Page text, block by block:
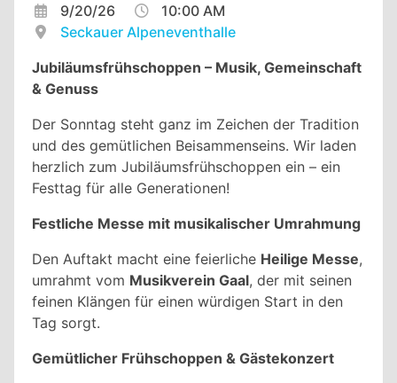
9/20/26
10:00 AM
Seckauer Alpeneventhalle
Jubiläumsfrühschoppen – Musik, Gemeinschaft
& Genuss
Der Sonntag steht ganz im Zeichen der Tradition
und des gemütlichen Beisammenseins. Wir laden
herzlich zum Jubiläumsfrühschoppen ein – ein
Festtag für alle Generationen!
Festliche Messe mit musikalischer Umrahmung
Den Auftakt macht eine feierliche Heilige Messe,
umrahmt vom Musikverein Gaal, der mit seinen
feinen Klängen für einen würdigen Start in den
Tag sorgt.
Gemütlicher Frühschoppen & Gästekonzert